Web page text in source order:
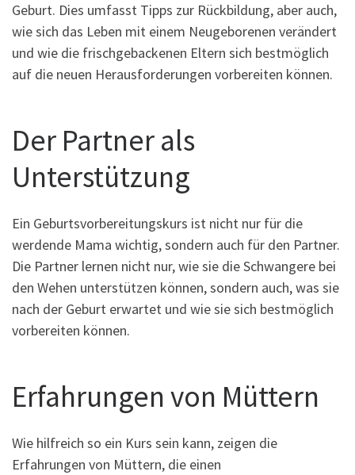
Geburt. Dies umfasst Tipps zur Rückbildung, aber auch,
wie sich das Leben mit einem Neugeborenen verändert
und wie die frischgebackenen Eltern sich bestmöglich
auf die neuen Herausforderungen vorbereiten können.
Der Partner als
Unterstützung
Ein Geburtsvorbereitungskurs ist nicht nur für die
werdende Mama wichtig, sondern auch für den Partner.
Die Partner lernen nicht nur, wie sie die Schwangere bei
den Wehen unterstützen können, sondern auch, was sie
nach der Geburt erwartet und wie sie sich bestmöglich
vorbereiten können.
Erfahrungen von Müttern
Wie hilfreich so ein Kurs sein kann, zeigen die
Erfahrungen von Müttern, die einen